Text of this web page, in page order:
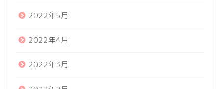
2022年5月
2022年4月
2022年3月